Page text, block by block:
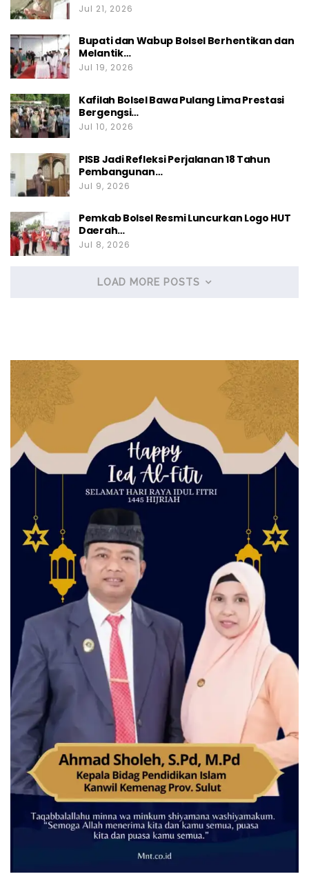
Jul 21, 2026
Bupati dan Wabup Bolsel Berhentikan dan
Melantik…
Jul 19, 2026
Kafilah Bolsel Bawa Pulang Lima Prestasi
Bergengsi…
Jul 10, 2026
PISB Jadi Refleksi Perjalanan 18 Tahun
Pembangunan…
Jul 9, 2026
Pemkab Bolsel Resmi Luncurkan Logo HUT
Daerah…
Jul 8, 2026
LOAD MORE POSTS